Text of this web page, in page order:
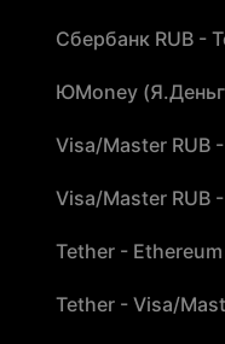
Сбербанк RUB -
ЮMoney
Visa/Master RUB
Visa/Master RUB -
Tether - Ethereum
Tether - Visa/